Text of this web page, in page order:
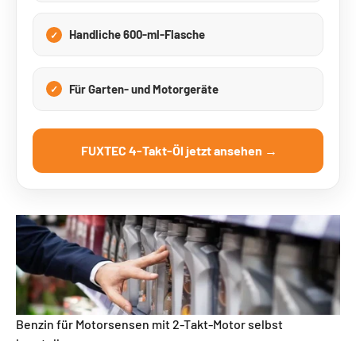
Handliche 600-ml-Flasche
Für Garten- und Motorgeräte
FUXTEC 4-Takt-Öl jetzt ansehen →
Benzin für Motorsensen mit 2-Takt-Motor selbst